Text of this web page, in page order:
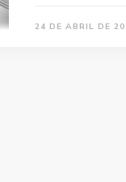
24 DE ABRIL DE